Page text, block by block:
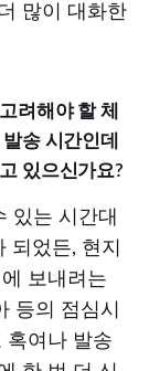
많이 대화한
려해야 할 체
송 시간인데
있으신가요?
있는 시간대
되었든, 현지
보내려는
등의 점심시
혹여나 발송